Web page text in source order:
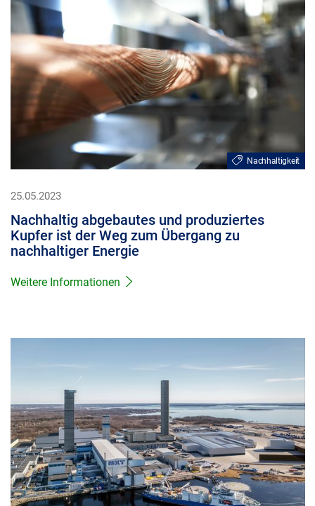
Nachhaltigkeit
25.05.2023
Nachhaltig abgebautes und produziertes
Kupfer ist der Weg zum Übergang zu
nachhaltiger Energie
Weitere Informationen